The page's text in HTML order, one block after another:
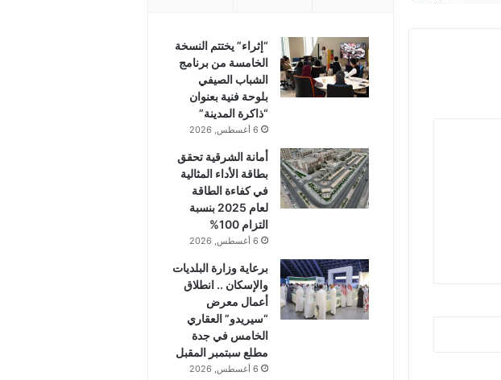
“إثراء” يختتم النسخة
الخامسة من برنامج
الشباب الصيفي
بلوحة فنية بعنوان
“ذاكرة المدينة”
6 أغسطس, 2026
أمانة الشرقية تحقق
بطاقة الأداء المثالية
في كفاءة الطاقة
لعام 2025 بنسبة
التزام 100%
6 أغسطس, 2026
برعاية وزارة البلديات
والإسكان .. انطلاق
أعمال معرض
“سيريدو” العقاري
الخامس في جدة
مطلع سبتمبر المقبل
6 أغسطس, 2026